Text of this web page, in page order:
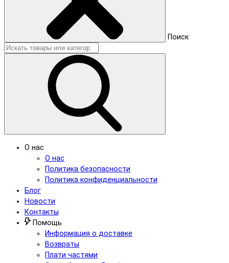
Поиск
О нас
О нас
Политика безопасности
Политика конфиденциальности
Блог
Новости
Контакты
Помощь
Информация о доставке
Возвраты
Плати частями